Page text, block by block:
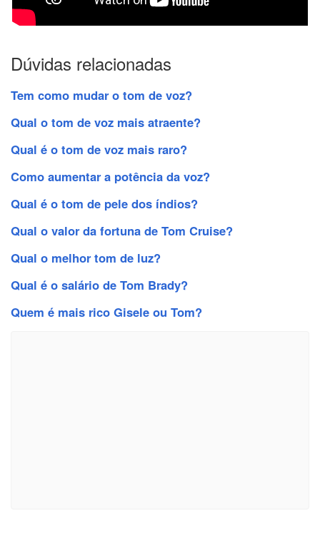
Dúvidas relacionadas
Tem como mudar o tom de voz?
Qual o tom de voz mais atraente?
Qual é o tom de voz mais raro?
Como aumentar a potência da voz?
Qual é o tom de pele dos índios?
Qual o valor da fortuna de Tom Cruise?
Qual o melhor tom de luz?
Qual é o salário de Tom Brady?
Quem é mais rico Gisele ou Tom?